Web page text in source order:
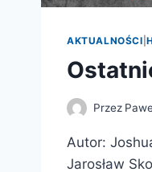
AKTUALNOŚCI |
Przez
Autor:
Jarosław